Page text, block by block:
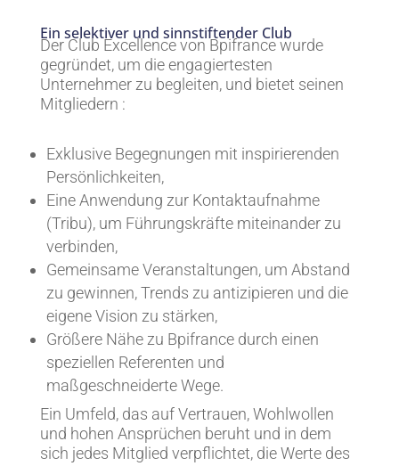
Ein selektiver und sinnstiftender Club
Der Club Excellence von Bpifrance wurde
gegründet, um die engagiertesten
Unternehmer zu begleiten, und bietet seinen
Mitgliedern :
Exklusive Begegnungen mit inspirierenden
Persönlichkeiten,
Eine Anwendung zur Kontaktaufnahme
(Tribu), um Führungskräfte miteinander zu
verbinden,
Gemeinsame Veranstaltungen, um Abstand
zu gewinnen, Trends zu antizipieren und die
eigene Vision zu stärken,
Größere Nähe zu Bpifrance durch einen
speziellen Referenten und
maßgeschneiderte Wege.
Ein Umfeld, das auf Vertrauen, Wohlwollen
und hohen Ansprüchen beruht und in dem
sich jedes Mitglied verpflichtet, die Werte des